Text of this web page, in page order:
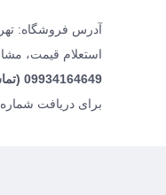
آدرس فروشگاه: تهران،
استعلام قیمت،
09934164649 (تماس و واتساپ)
برای دریافت